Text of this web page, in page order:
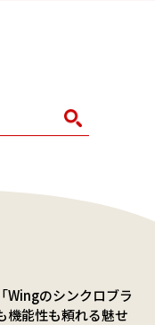
Wingのシンクロブラ
機能性も頼れる魅せ